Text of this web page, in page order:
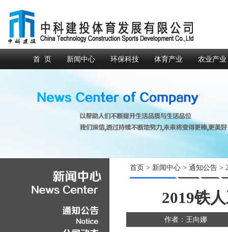
首 页 新闻中心 环保科技 体育产业 农业产业
首页 > 新闻中心 > 通知公告 >
2019铁
作者：王向娜